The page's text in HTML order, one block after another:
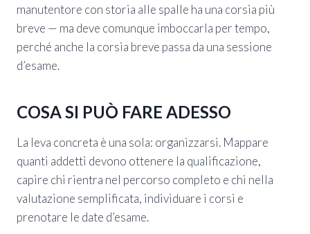
manutentore con storia alle spalle ha una corsia più
breve — ma deve comunque imboccarla per tempo,
perché anche la corsia breve passa da una sessione
d’esame.
COSA SI PUÒ FARE ADESSO
La leva concreta è una sola: organizzarsi. Mappare
quanti addetti devono ottenere la qualificazione,
capire chi rientra nel percorso completo e chi nella
valutazione semplificata, individuare i corsi e
prenotare le date d’esame.